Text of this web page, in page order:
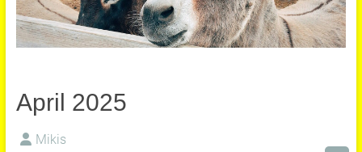
April 2025
Mikis